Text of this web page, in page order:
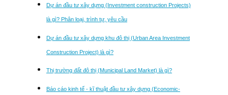
Dự án đầu tư xây dựng (Investment construction Projects)
là gì? Phân loại, trình tự, yêu cầu
Dự án đầu tư xây dựng khu đô thị (Urban Area Investment
Construction Project) là gì?
Thị trường đất đô thị (Municipal Land Market) là gì?
Báo cáo kinh tế - kĩ thuật đầu tư xây dựng (Economic-